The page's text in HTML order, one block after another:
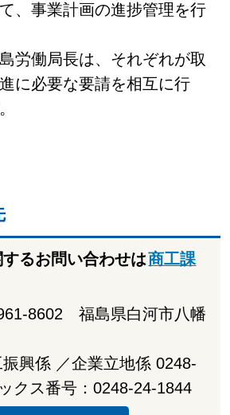
、事業計画の進捗管理を行
労働局長は、それぞれが取
に必要な要請を相互に行
るお問い合わせは商工課
8602 福島県白河市八幡
興係 ／企業立地係 0248-
クス番号：0248-24-1844